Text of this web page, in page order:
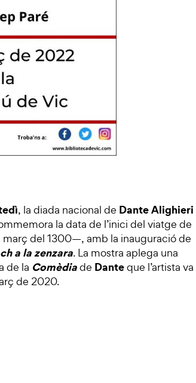
, la diada nacional de Dante Alighieri
la data de l’inici del viatge de
març del 1300—, amb la inauguració de
a la zenzara. La mostra aplega una
de la Comèdiade Danteque l’artista va
de 2020.